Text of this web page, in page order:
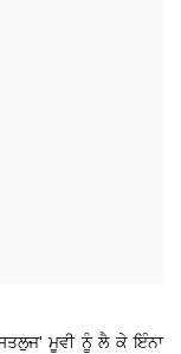
ਮੂਵੀ ਨੂੰ ਲੈ ਕੇ ਇੰਨਾ